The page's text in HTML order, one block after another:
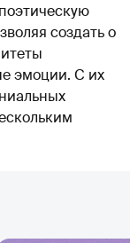
создать о
эмоции. С их